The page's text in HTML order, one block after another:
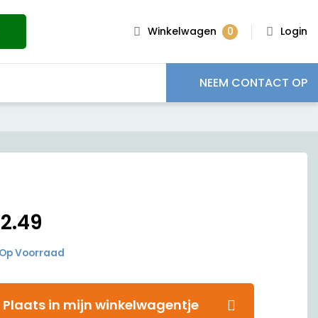
Winkelwagen 0 Login
NEEM CONTACT OP
2.49
Op Voorraad
Plaats in mijn winkelwagentje